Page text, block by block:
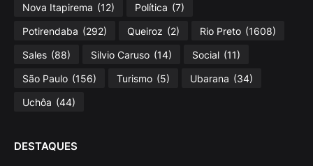
Nova Itapirema (12) Política (7)
Potirendaba (292) Queiroz (2) Rio Preto (1608)
Sales (88) Silvio Caruso (14) Social (11)
São Paulo (156) Turismo (5) Ubarana (34)
Uchôa (44)
DESTAQUES